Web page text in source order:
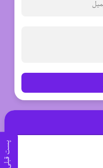
پست قبلی